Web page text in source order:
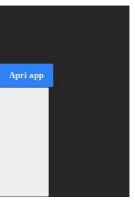
Apri app